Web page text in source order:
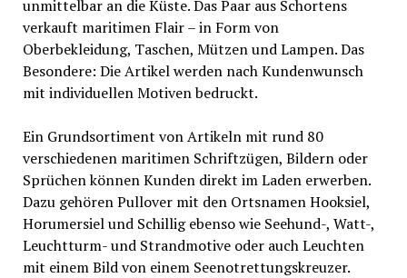
unmittelbar an die Küste. Das Paar aus Schortens
verkauft maritimen Flair – in Form von
Oberbekleidung, Taschen, Mützen und Lampen. Das
Besondere: Die Artikel werden nach Kundenwunsch
mit individuellen Motiven bedruckt.
Ein Grundsortiment von Artikeln mit rund 80
verschiedenen maritimen Schriftzügen, Bildern oder
Sprüchen können Kunden direkt im Laden erwerben.
Dazu gehören Pullover mit den Ortsnamen Hooksiel,
Horumersiel und Schillig ebenso wie Seehund-, Watt-,
Leuchtturm- und Strandmotive oder auch Leuchten
mit einem Bild von einem Seenotrettungskreuzer.